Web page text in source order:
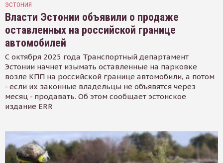
ЭСТОНИЯ
Власти Эстонии объявили о продаже
оставленных на российской границе
автомобилей
С октября 2025 года Транспортный департамент
Эстонии начнет изымать оставленные на парковке
возле КПП на российской границе автомобили, а потом
- если их законные владельцы не объявятся через
месяц - продавать. Об этом сообщает эстонское
издание ERR